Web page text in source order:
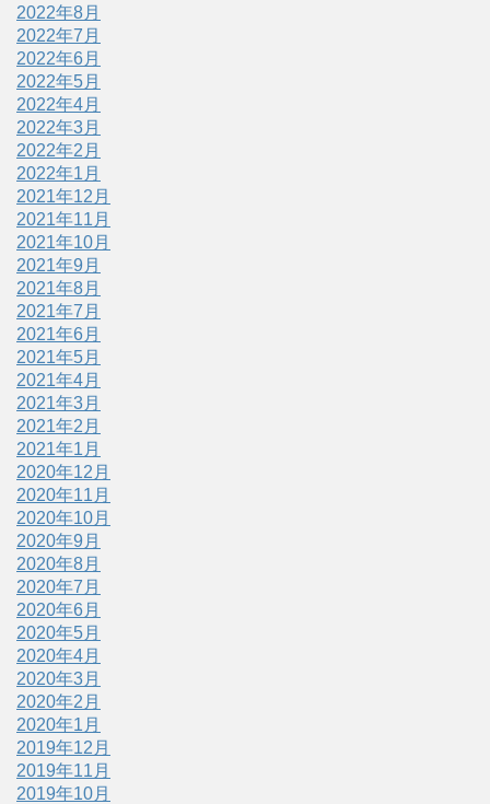
2022年8月
2022年7月
2022年6月
2022年5月
2022年4月
2022年3月
2022年2月
2022年1月
2021年12月
2021年11月
2021年10月
2021年9月
2021年8月
2021年7月
2021年6月
2021年5月
2021年4月
2021年3月
2021年2月
2021年1月
2020年12月
2020年11月
2020年10月
2020年9月
2020年8月
2020年7月
2020年6月
2020年5月
2020年4月
2020年3月
2020年2月
2020年1月
2019年12月
2019年11月
2019年10月